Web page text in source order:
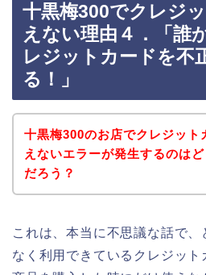
十黒梅300でクレジ
えない理由４．「誰
レジットカードを不
る！」
十黒梅300のお店でクレジット
えないエラーが発生するのは
だろう？
これは、本当に不思議な話で、
なく利用できているクレジッ